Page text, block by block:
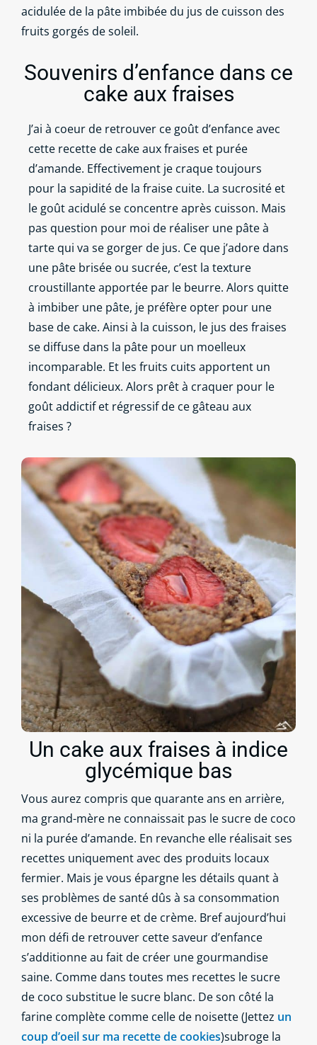
acidulée de la pâte imbibée du jus de cuisson des
fruits gorgés de soleil.
Souvenirs d’enfance dans ce
cake aux fraises
J’ai à coeur de retrouver ce goût d’enfance avec
cette recette de cake aux fraises et purée
d’amande. Effectivement je craque toujours
pour la sapidité de la fraise cuite. La sucrosité et
le goût acidulé se concentre après cuisson. Mais
pas question pour moi de réaliser une pâte à
tarte qui va se gorger de jus. Ce que j’adore dans
une pâte brisée ou sucrée, c’est la texture
croustillante apportée par le beurre. Alors quitte
à imbiber une pâte, je préfère opter pour une
base de cake. Ainsi à la cuisson, le jus des fraises
se diffuse dans la pâte pour un moelleux
incomparable. Et les fruits cuits apportent un
fondant délicieux. Alors prêt à craquer pour le
goût addictif et régressif de ce gâteau aux
fraises ?
Un cake aux fraises à indice
glycémique bas
Vous aurez compris que quarante ans en arrière,
ma grand-mère ne connaissait pas le sucre de coco
ni la purée d’amande. En revanche elle réalisait ses
recettes uniquement avec des produits locaux
fermier. Mais je vous épargne les détails quant à
ses problèmes de santé dûs à sa consommation
excessive de beurre et de crème. Bref aujourd’hui
mon défi de retrouver cette saveur d’enfance
s’additionne au fait de créer une gourmandise
saine. Comme dans toutes mes recettes le sucre
de coco substitue le sucre blanc. De son côté la
farine complète comme celle de noisette (Jettez un
coup d’oeil sur ma recette de cookies)subroge la